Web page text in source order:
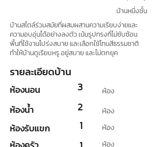
บ้านหนึ่งชั้น
บ้านสไตล์ร่วมสมัยที่ผสมผสานความเรียบง่ายและ
ความอบอุ่นได้อย่างลงตัว เน้นรูปทรงที่ไม่ซับซ้อน
พื้นที่ใช้งานโปร่งสบาย และเลือกใช้โทนสีธรรมชาติ
ทำให้บ้านดูเรียบหรู อยู่สบาย และไม่ตกยุค
รายละเอียดบ้าน
ห้องนอน 3 ห้อง
ห้องน้ำ
ห้องรับแขก
2
1
ห้อง
ห้อง
ห้อง